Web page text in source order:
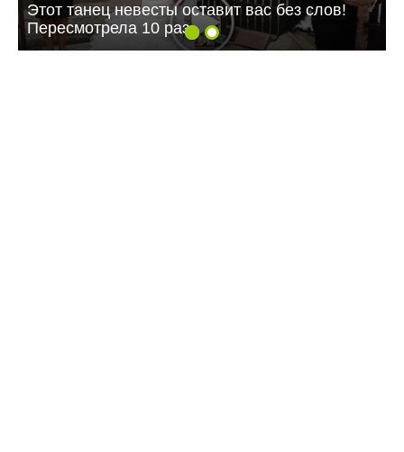
Этот танец невесты оставит вас без слов!
Пересмотрела 10 раз